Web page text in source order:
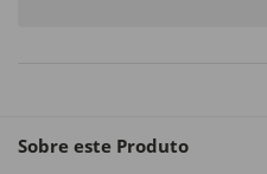
Sobre este Produto